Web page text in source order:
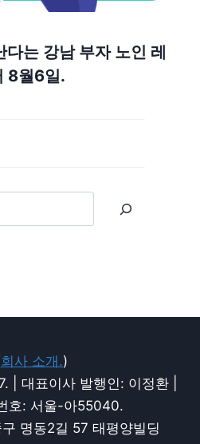
는 강남 부자 노인 레
8월6일.
회사 소개.)
| 대표이사 발행인: 이정환 |
호: 서울-아55040.
명동2길 57 태평양빌딩